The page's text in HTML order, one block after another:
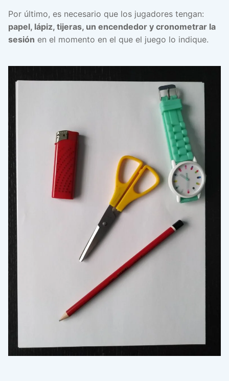
Por último, es necesario que los jugadores tengan:
papel, lápiz, tijeras, un encendedor y cronometrar la
sesión en el momento en el que el juego lo indique.